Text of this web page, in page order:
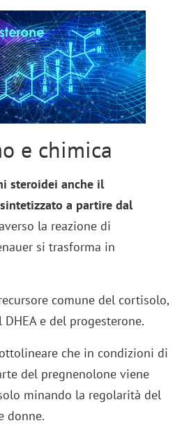
e chimica
steroidei anche il
a partire dal
la reazione di
si trasforma in
comune del cortisolo,
e del progesterone.
che in condizioni di
del pregnenolone viene
minando la regolarità del
donne.